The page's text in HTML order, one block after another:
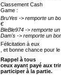
Classement Cash
Game :
BruYes -> remporte un
€
BleBle974 -> remporte
Dam's -> remporte un
Félicitation à eux
, et bonne chance pour
Rappel à tous
ceux ayant payé aux
participer à la partie.